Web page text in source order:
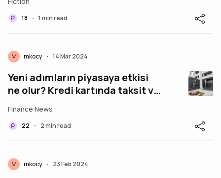
18 • 1 min read
M mkocy • 14 Mar 2024
Yeni adımların piyasaya etkisi
ne olur? Kredi kartında taksit ve
Finance News
22 • 2 min read
M mkocy • 23 Feb 2024